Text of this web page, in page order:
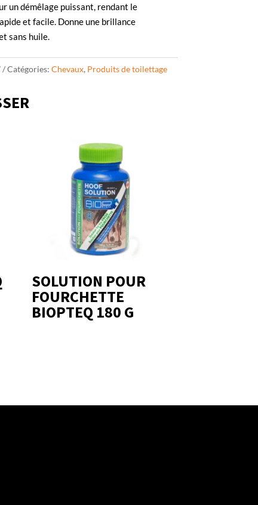
un démêlage puissant, rendant le
et facile. Donne une brillance
sans huile.
Catégories: Chevaux, Produits de toilettage
SOLUTION POUR
FOURCHETTE
BIOPTEQ 180 G